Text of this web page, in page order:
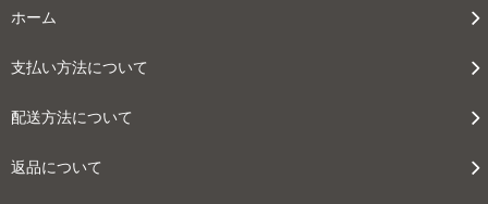
ホーム
支払い方法について
配送方法について
返品について